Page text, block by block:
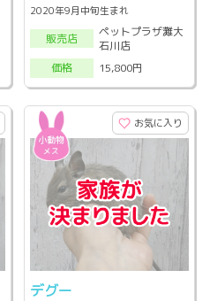
2020年9月中旬生まれ
販売店
ペットプラザ灘大
石川店
価格
15,800円
お気に入り
デグー